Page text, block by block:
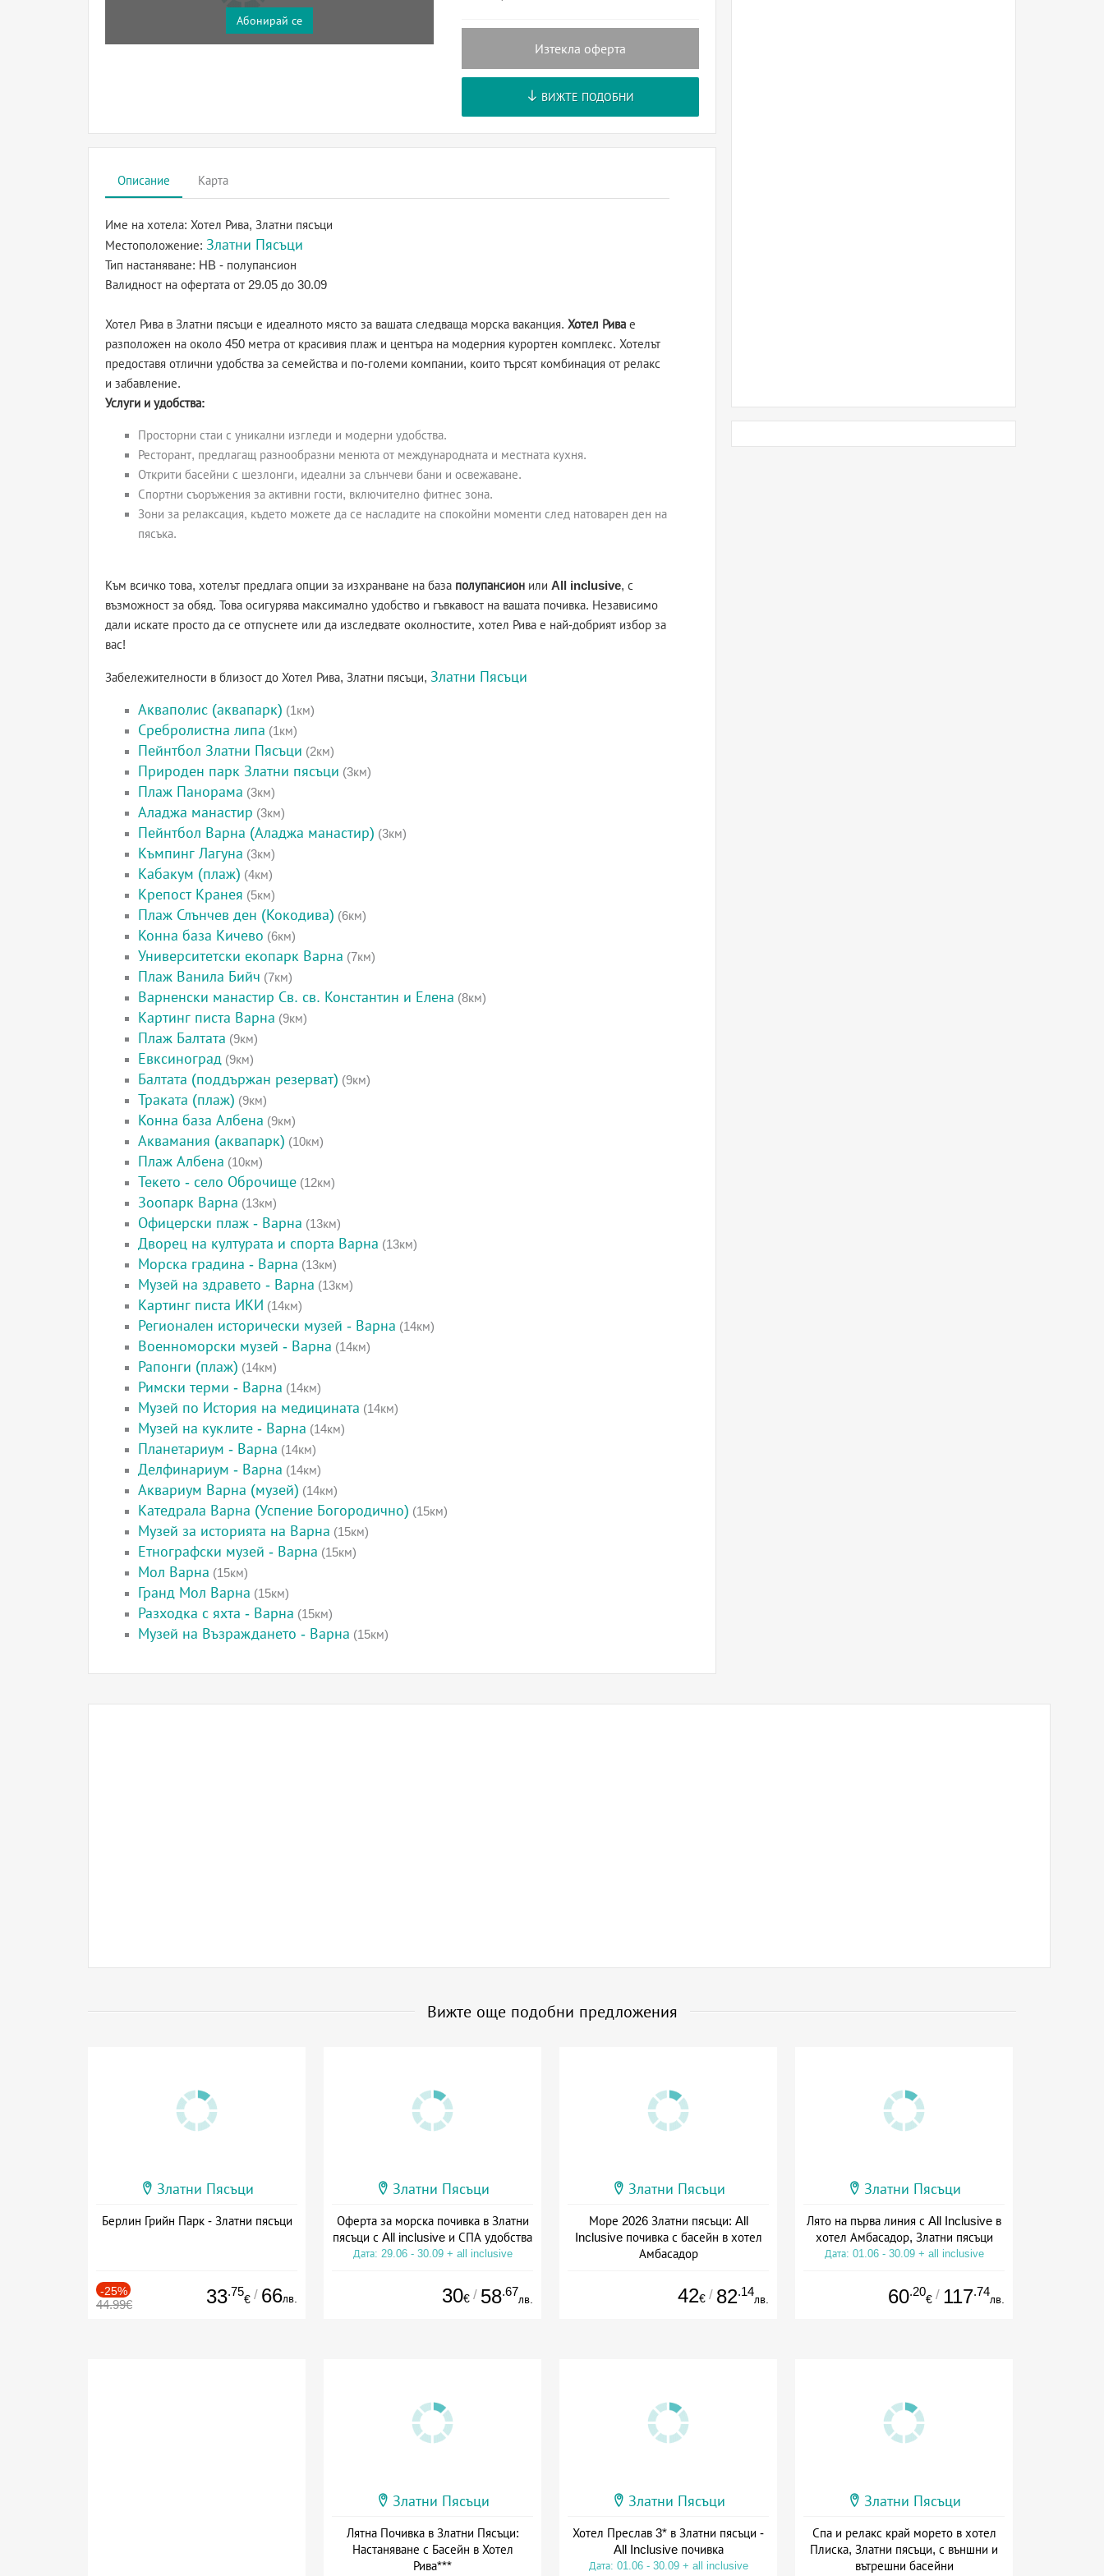
Абонирай се
Изтекла оферта
ВИЖТЕ ПОДОБНИ
Описание Карта
Име на хотела: Хотел Рива, Златни пясъци
Местоположение: Златни Пясъци
Тип настаняване: HB - полупансион
Валидност на офертата от 29.05 до 30.09
Хотел Рива в Златни пясъци е идеалното място за вашата следваща морска ваканция. Хотел Рива е
разположен на около 450 метра от красивия плаж и центъра на модерния курортен комплекс. Хотелът
предоставя отлични удобства за семейства и по-големи компании, които търсят комбинация от релакс
и забавление.
Услуги и удобства:
Просторни стаи с уникални изгледи и модерни удобства.
Ресторант, предлагащ разнообразни менюта от международната и местната кухня.
Открити басейни с шезлонги, идеални за слънчеви бани и освежаване.
Спортни съоръжения за активни гости, включително фитнес зона.
Зони за релаксация, където можете да се насладите на спокойни моменти след натоварен ден на
пясъка.
Към всичко това, хотелът предлага опции за изхранване на база полупансион или All inclusive, с
възможност за обяд. Това осигурява максимално удобство и гъвкавост на вашата почивка. Независимо
дали искате просто да се отпуснете или да изследвате околностите, хотел Рива е най-добрият избор за
вас!
Забележителности в близост до Хотел Рива, Златни пясъци, Златни Пясъци
Акваполис (аквапарк) (1км)
Сребролистна липа (1км)
Пейнтбол Златни Пясъци (2км)
Природен парк Златни пясъци (3км)
Плаж Панорама (3км)
Аладжа манастир (3км)
Пейнтбол Варна (Аладжа манастир) (3км)
Къмпинг Лагуна (3км)
Кабакум (плаж) (4км)
Крепост Кранея (5км)
Плаж Слънчев ден (Кокодива) (6км)
Конна база Кичево (6км)
Университетски екопарк Варна (7км)
Плаж Ванила Бийч (7км)
Варненски манастир Св. св. Константин и Елена (8км)
Картинг писта Варна (9км)
Плаж Балтата (9км)
Евксиноград (9км)
Балтата (поддържан резерват) (9км)
Траката (плаж) (9км)
Конна база Албена (9км)
Аквамания (аквапарк) (10км)
Плаж Албена (10км)
Текето - село Оброчище (12км)
Зоопарк Варна (13км)
Офицерски плаж - Варна (13км)
Дворец на културата и спорта Варна (13км)
Морска градина - Варна (13км)
Музей на здравето - Варна (13км)
Картинг писта ИКИ (14км)
Регионален исторически музей - Варна (14км)
Военноморски музей - Варна (14км)
Рапонги (плаж) (14км)
Римски терми - Варна (14км)
Музей по История на медицината (14км)
Музей на куклите - Варна (14км)
Планетариум - Варна (14км)
Делфинариум - Варна (14км)
Аквариум Варна (музей) (14км)
Катедрала Варна (Успение Богородично) (15км)
Музей за историята на Варна (15км)
Етнографски музей - Варна (15км)
Мол Варна (15км)
Гранд Мол Варна (15км)
Разходка с яхта - Варна (15км)
Музей на Възраждането - Варна (15км)
Вижте още подобни предложения
Златни Пясъци
Берлин Грийн Парк - Златни пясъци
-25%
44.99€ 33.75
€ / 66лв.
Златни Пясъци
Оферта за морска почивка в Златни
пясъци с All inclusive и СПА удобства
Дата: 29.06 - 30.09 + all inclusive
30€ / 58.67
лв.
Златни Пясъци
Море 2026 Златни пясъци: All
Inclusive почивка с басейн в хотел
Амбасадор
42€ / 82.14
лв.
Златни Пясъци
Лято на първа линия с All Inclusive в
хотел Амбасадор, Златни пясъци
Дата: 01.06 - 30.09 + all inclusive
60.20
€ / 117.74
лв.
Златни Пясъци
Лятна Почивка в Златни Пясъци:
Настаняване с Басейн в Хотел
Рива***
Златни Пясъци
Хотел Преслав 3* в Златни пясъци -
All Inclusive почивка
Дата: 01.06 - 30.09 + all inclusive
Златни Пясъци
Спа и релакс край морето в хотел
Плиска, Златни пясъци, с външни и
вътрешни басейни